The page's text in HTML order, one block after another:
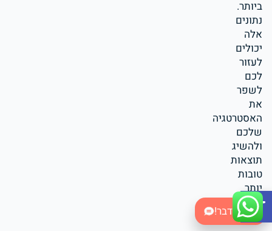
Open toolbar
בואו נדבר!
ביותר.
נתונים
אלה
יכולים
לעזור
לכם
לשפר
את
האסטרטגיה
שלכם
ולהשיג
תוצאות
טובות
יותר
לאורך
זמן.